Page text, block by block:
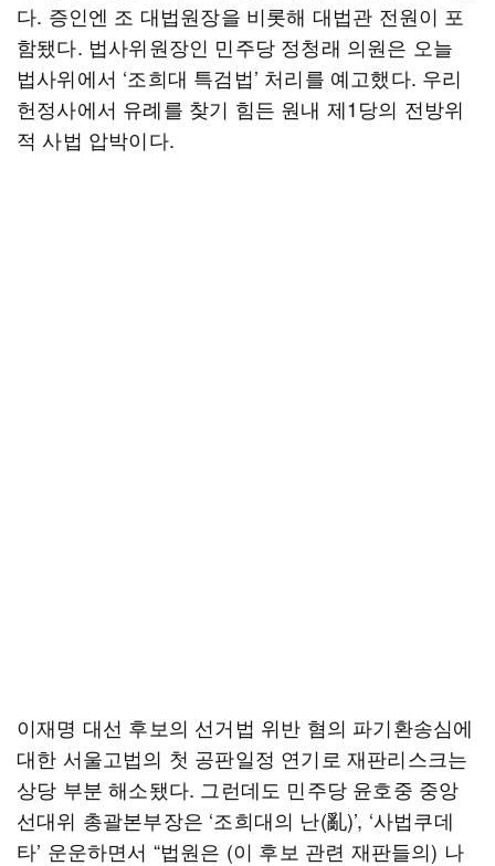
다. 증인엔 조 대법원장을 비롯해 대법관 전원이 포
함됐다. 법사위원장인 민주당 정청래 의원은 오늘
법사위에서 ‘조희대 특검법’ 처리를 예고했다. 우리
헌정사에서 유례를 찾기 힘든 원내 제1당의 전방위
적 사법 압박이다.
이재명 대선 후보의 선거법 위반 혐의 파기환송심에
대한 서울고법의 첫 공판일정 연기로 재판리스크는
상당 부분 해소됐다. 그런데도 민주당 윤호중 중앙
선대위 총괄본부장은 ‘조희대의 난(亂)’, ‘사법쿠데
타’ 운운하면서 “법원은 (이 후보 관련 재판들의) 나